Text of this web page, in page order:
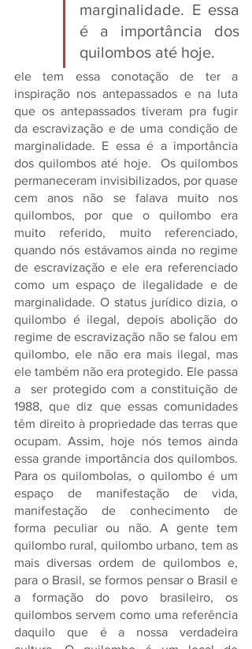
marginalidade. E essa
é a importância dos
quilombos até hoje.
ele tem essa conotação de ter a
inspiração nos antepassados e na luta
que os antepassados tiveram pra fugir
da escravização e de uma condição de
marginalidade. E essa é a importância
dos quilombos até hoje.  Os quilombos
permaneceram invisibilizados, por quase
cem anos não se falava muito nos
quilombos, por que o quilombo era
muito referido, muito referenciado,
quando nós estávamos ainda no regime
de escravização e ele era referenciado
como um espaço de ilegalidade e de
marginalidade. O status jurídico dizia, o
quilombo é ilegal, depois abolição do
regime de escravização não se falou em
quilombo, ele não era mais ilegal, mas
ele também não era protegido. Ele passa
a  ser protegido com a constituição de
1988, que diz que essas comunidades
têm direito à propriedade das terras que
ocupam. Assim, hoje nós temos ainda
essa grande importância dos quilombos.
Para os quilombolas, o quilombo é um
espaço de manifestação de vida,
manifestação de conhecimento de
forma peculiar ou não. A gente tem
quilombo rural, quilombo urbano, tem as
mais diversas ordem de quilombos e,
para o Brasil, se formos pensar o Brasil e
a formação do povo brasileiro, os
quilombos servem como uma referência
daquilo que é a nossa verdadeira